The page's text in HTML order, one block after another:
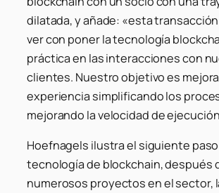
dilatada, y añade: «esta
ver con poner la tecnología
práctica en las interacciones con
clientes. Nuestro objetivo es
experiencia simplificando los
mejorando la velocidad de ejecución
Hoefnagels ilustra el siguiente paso
tecnología de blockchain, después
numerosos proyectos en el sector,